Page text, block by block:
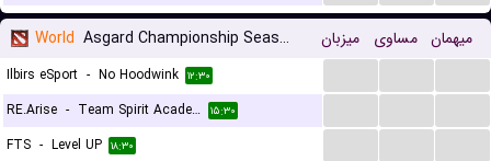
World Asgard Championship Season میزبان مساوی میهمان
Ilbirs eSport - No Hoodwink ۱۲:۳۰
RE.Arise - Team Spirit Academy ۱۵:۳۰
FTS - Level UP ۱۸:۳۰